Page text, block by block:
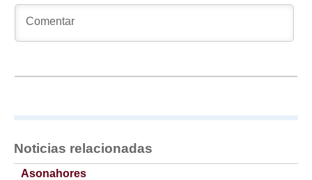
Noticias relacionadas
Asonahores